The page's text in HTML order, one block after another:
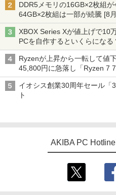
DDR5メモリの16GB×2枚組
64GB×2枚組は一部が続騰 [8
XBOX Series Xが値上げで10
PCを自作するといくらになる
ーム』】
Ryzenが上昇から一転して値
45,800円に急落し「Ryzen 7
前半のCPU価格]
イオシス創業30周年セール「
ト
AKIBA PC